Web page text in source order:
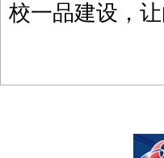
校一品建设，